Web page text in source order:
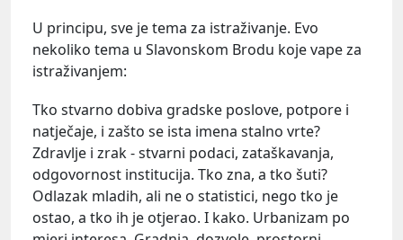
U principu, sve je tema za istraživanje. Evo
nekoliko tema u Slavonskom Brodu koje vape za
istraživanjem:
Tko stvarno dobiva gradske poslove, potpore i
natječaje, i zašto se ista imena stalno vrte?
Zdravlje i zrak - stvarni podaci, zataškavanja,
odgovornost institucija. Tko zna, a tko šuti?
Odlazak mladih, ali ne o statistici, nego tko je
ostao, a tko ih je otjerao. I kako. Urbanizam po